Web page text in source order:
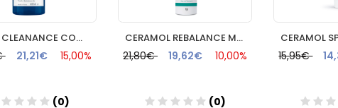
AVENE CLEANANCE COMEDOMED GEL LIMPIADOR EXFOLIANTE 1 ENVASE 400 ml
21,21€ 15,00%
(0)
CERAMOL REBALANCE MAT 50ML FARMACIA NAVAS
21,80€ 19,62€ 10,00%
(0)
15,95€